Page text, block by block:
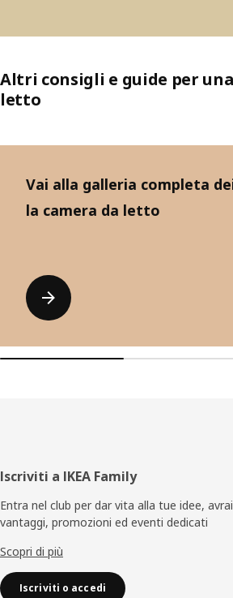
Altri consigli e guide per
letto
Vai alla galleria completa
la camera da letto
Piè
di
pagina
Iscriviti a IKEA Family
Entra nel club per dar vita alla tue idee,
vantaggi, promozioni ed eventi dedicati
Scopri di più
Iscriviti o accedi